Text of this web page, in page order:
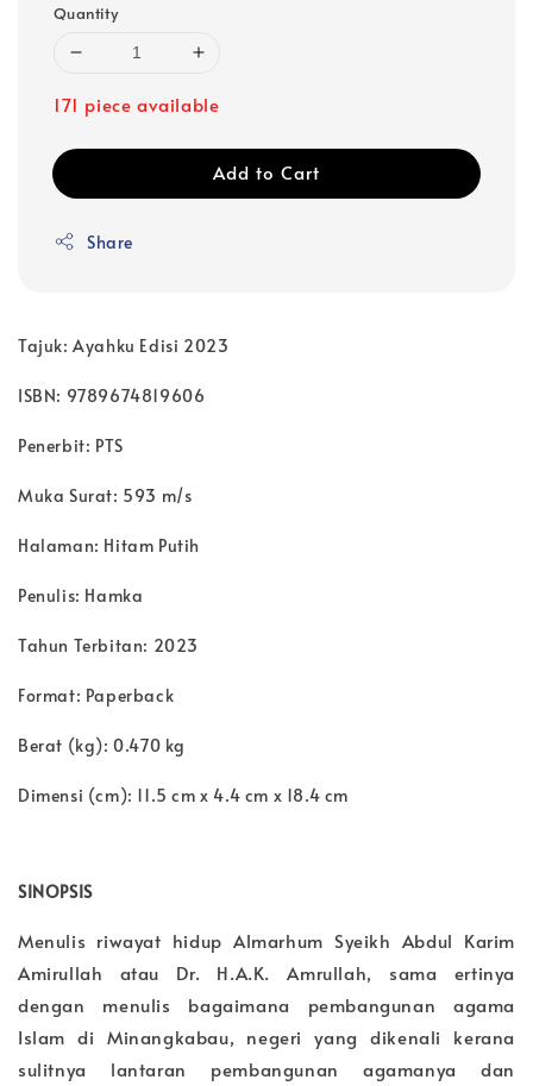
Quantity
171 piece available
Add to Cart
Share
Tajuk: Ayahku Edisi 2023
ISBN: 9789674819606
Penerbit: PTS
Muka Surat: 593 m/s
Halaman: Hitam Putih
Penulis: Hamka
Tahun Terbitan: 2023
Format: Paperback
Berat (kg): 0.470 kg
Dimensi (cm): 11.5 cm x 4.4 cm x 18.4 cm
SINOPSIS
Menulis riwayat hidup Almarhum Syeikh Abdul Karim
Amirullah atau Dr. H.A.K. Amrullah, sama ertinya
dengan menulis bagaimana pembangunan agama
Islam di Minangkabau, negeri yang dikenali kerana
sulitnya lantaran pembangunan agamanya dan